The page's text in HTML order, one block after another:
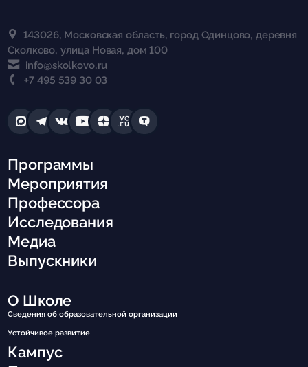
143026, Московская область, город Одинцово, деревня
Сколково, улица Новая, дом 100
info@skolkovo.ru
+7 495 539 30 03
Программы
Мероприятия
Профессора
Исследования
Медиа
Выпускники
О Школе
Сведения об образовательной организации
Устойчивое развитие
Кампус